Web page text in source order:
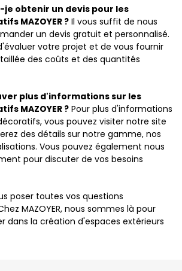
je obtenir un devis pour les
MAZOYER ? Il vous suffit de nous
un devis gratuit et personnalisé.
votre projet et de vous fournir
des coûts et des quantités
plus d'informations sur les
MAZOYER ? Pour plus d'informations
vous pouvez visiter notre site
des détails sur notre gamme, nos
Vous pouvez également nous
pour discuter de vos besoins
poser toutes vos questions
MAZOYER, nous sommes là pour
dans la création d'espaces extérieurs